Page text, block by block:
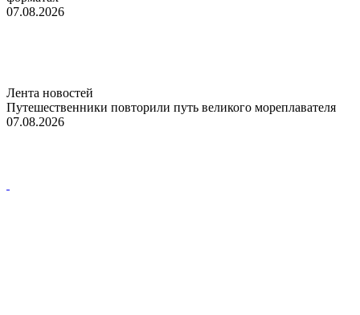
07.08.2026
Лента новостей
Путешественники повторили путь великого мореплавателя
07.08.2026